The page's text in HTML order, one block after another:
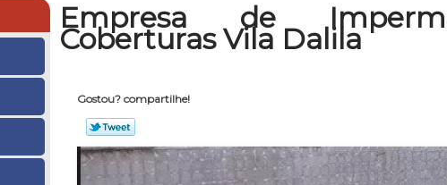
Empresa de
Coberturas Vila Dalila
Gostou? compartilhe!